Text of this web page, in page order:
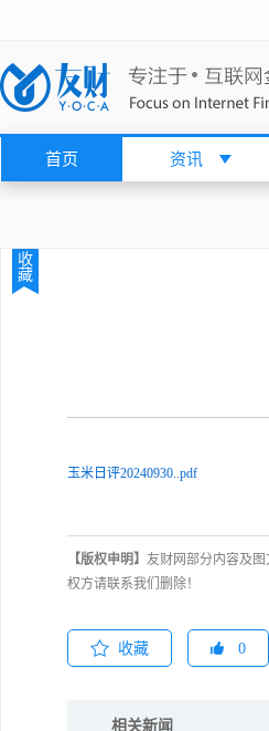
首页 资讯
收
藏
玉米日评20240930..pdf
【版权申明】 友财网部分内容及
权方请联系我们删除！
收藏 0
相关新闻